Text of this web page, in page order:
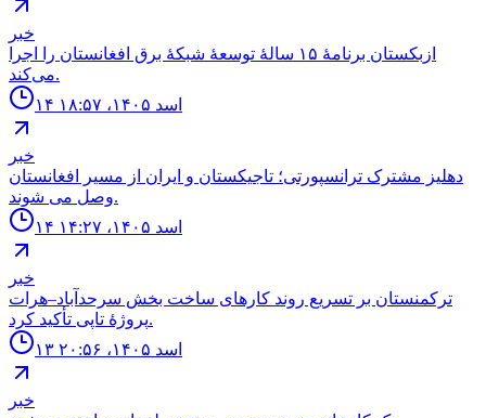
خبر
ازبکستان برنامهٔ ۱۵ سالهٔ توسعهٔ شبکهٔ برق افغانستان را اجرا
می‌کند.
۱۴ اسد ۱۴۰۵، ۱۸:۵۷
خبر
دهليز مشترک ترانسپورتى؛ تاجيكستان و ايران از مسير افغانستان
وصل مى شوند.
۱۴ اسد ۱۴۰۵، ۱۴:۲۷
خبر
ترکمنستان بر تسریع روند کارهای ساخت بخش سرحدآباد–هرات
پروژهٔ تاپی تأکید کرد.
۱۳ اسد ۱۴۰۵، ۲۰:۵۶
خبر